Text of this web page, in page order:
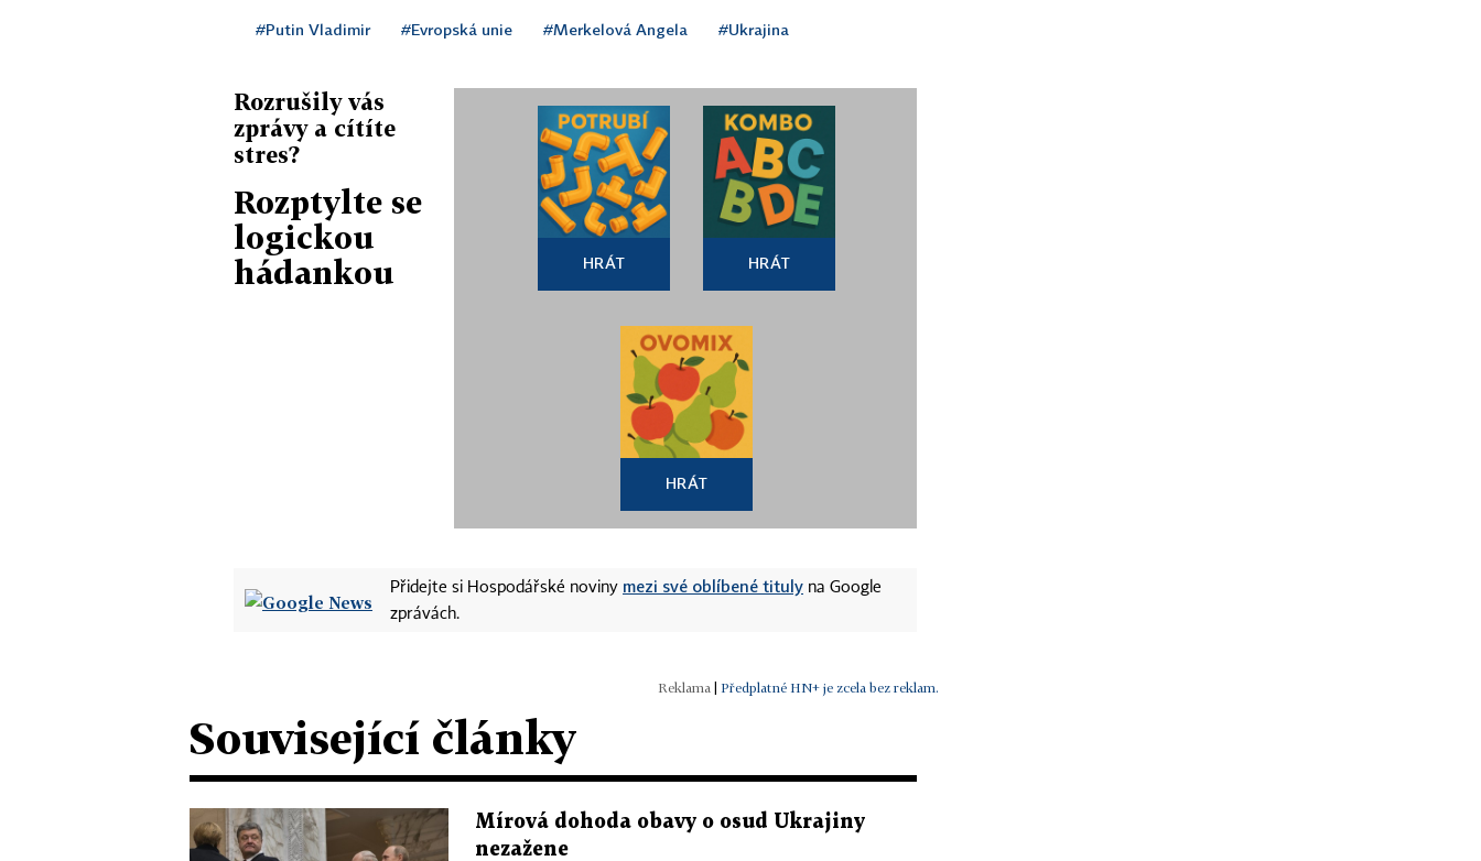
#Putin Vladimir #Evropská unie #Merkelová Angela #Ukrajina
Rozrušily vás
zprávy a cítíte
stres?
Rozptylte se
logickou
hádankou
HRÁT HRÁT
HRÁT
Přidejte si Hospodářské noviny mezi své oblíbené tituly na Google
zprávách.
| Předplatné HN+ je zcela bez reklam.
Související články
Mírová dohoda obavy o osud Ukrajiny
nezažene